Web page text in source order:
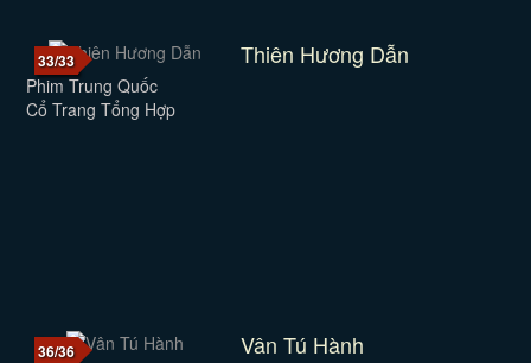
33/33 Thiên Hương Dẫn
Phim Trung Quốc
Cổ Trang Tổng Hợp
36/36 Vân Tú Hành